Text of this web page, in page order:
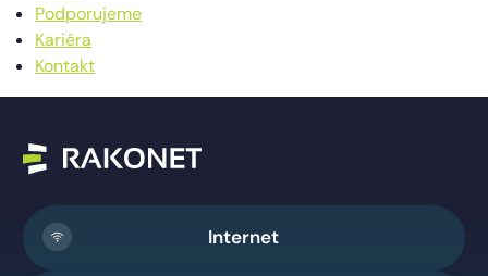
Podporujeme
Kariéra
Kontakt
Internet